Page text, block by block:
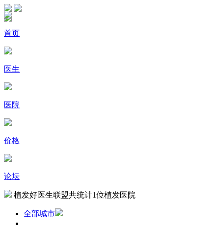
首页
医生
医院
价格
论坛
植发好医生联盟共统计1位植发医院
全部城市